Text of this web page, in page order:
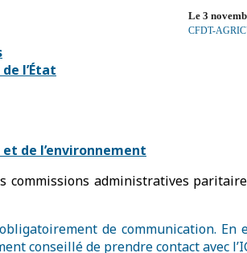
Le 3
CFDT-
l’État
de l’environnement
administratives
de communication.
conseillé de prendre contact avec